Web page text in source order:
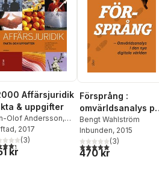
röster:
Affärsjuridik
& uppgifter
Olof Andersson,
Ekström
,Claes
, 2017
utav 5 stjärnor. Totalt antal röster:
(3)
kr
Försprång :
omvärldsanalys
riktigt
Bengt Wahlström
Inbunden, 2015
5,0utav 5 stjärnor.
(3)
470 kr